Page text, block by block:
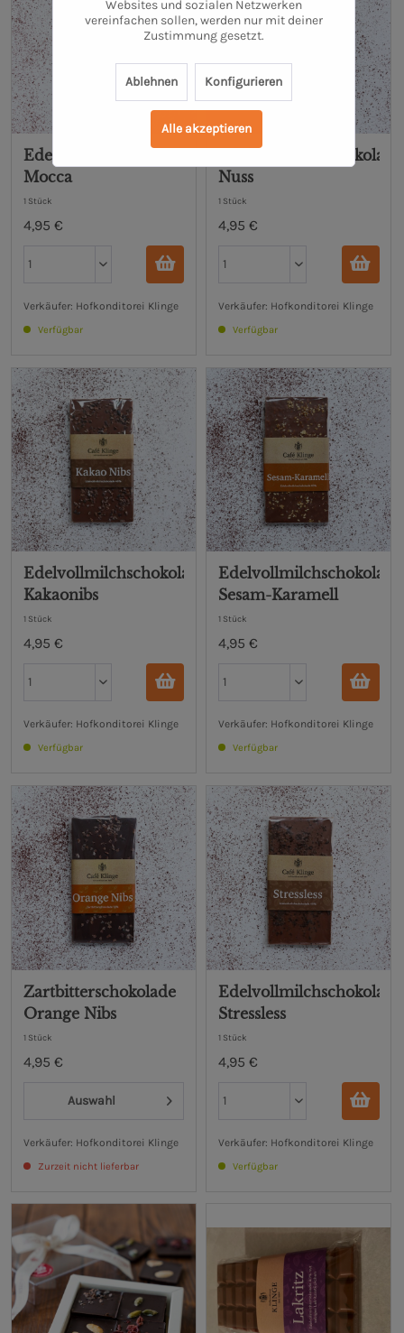
Edelvollmilchschokolade
Mocca
1 Stück
4,95 €
Verkäufer: Hofkonditorei Klinge
Verfügbar
Edelvollmilchschokolade
Nuss
1 Stück
4,95 €
Verkäufer: Hofkonditorei Klinge
Verfügbar
Edelvollmilchschokolade
Kakaonibs
1 Stück
4,95 €
Verkäufer: Hofkonditorei Klinge
Verfügbar
Edelvollmilchschokolade
Sesam-Karamell
1 Stück
4,95 €
Verkäufer: Hofkonditorei Klinge
Verfügbar
Zartbitterschokolade
Orange Nibs
1 Stück
4,95 €
Auswahl
Verkäufer: Hofkonditorei Klinge
Zurzeit nicht lieferbar
Edelvollmilchschokolade
Stressless
1 Stück
4,95 €
Verkäufer: Hofkonditorei Klinge
Verfügbar
Websites und sozialen Netzwerken
vereinfachen sollen, werden nur mit deiner
Zustimmung gesetzt.
Ablehnen Konfigurieren
Alle akzeptieren